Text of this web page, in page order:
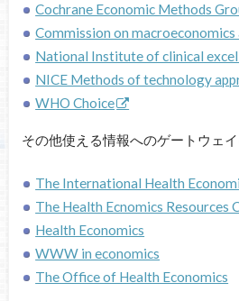
Cochrane Economic Methods
Commission on macroeconomics
National Institute of clinical
NICE Methods of technology
WHO Choice
その他使える情報へのゲートウェ
The International Health
The Health Ecnomics Resources
Health Economics
WWW in economics
The Office of Health Economics